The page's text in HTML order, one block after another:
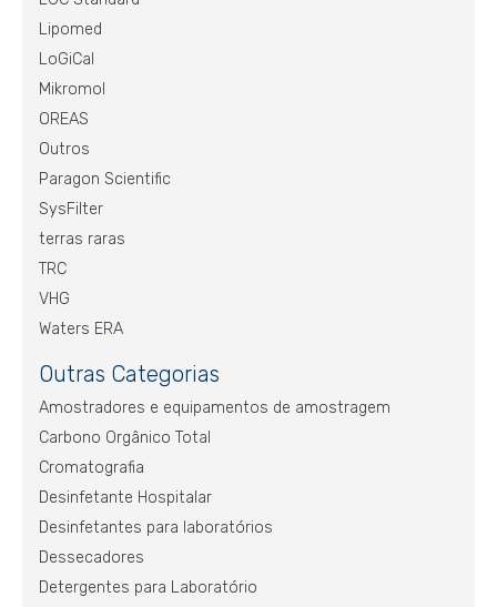
Lipomed
LoGiCal
Mikromol
OREAS
Outros
Paragon Scientific
SysFilter
terras raras
TRC
VHG
Waters ERA
Outras Categorias
Amostradores e equipamentos de amostragem
Carbono Orgânico Total
Cromatografia
Desinfetante Hospitalar
Desinfetantes para laboratórios
Dessecadores
Detergentes para Laboratório